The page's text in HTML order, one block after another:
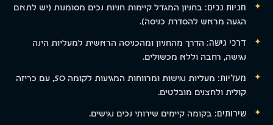
חניות נכים: בחניון המגדל קיימות חניות נכים מסומנות (יש לתאם
הגעה מראש להסדרת כניסה).
דרכי גישה: הדרך מהחניון ומהכניסה הראשית למעליות הינה
נגישה, רחבה וללא מכשולים.
מעליות:
מעליות נגישות ומרווחות המגיעות לקומה 50, עם כריזה
קולית ולחצנים מובלטים.
שירותים: בקומה קיימים שירותי נכים נגישים.